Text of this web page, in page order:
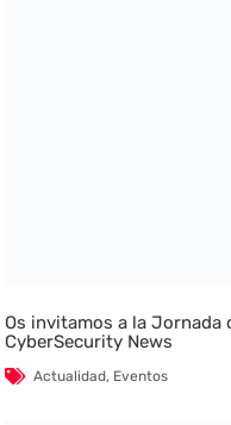
Os invitamos a la Jornada
CyberSecurity News
Actualidad, Eventos